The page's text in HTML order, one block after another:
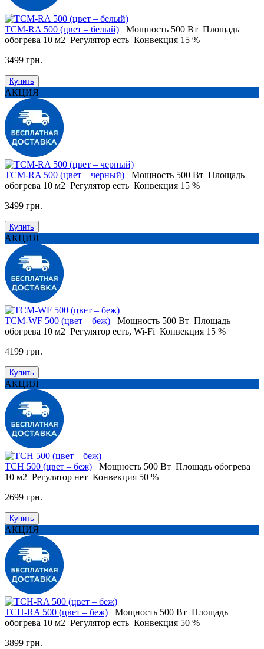
ТСM-RA 500 (цвет – белый) Мощность 500 Вт Площадь
обогрева 10 м2 Регулятор есть Конвекция 15 %
3499 грн.
Купить
АКЦИЯ
ТСM-RA 500 (цвет – черный) Мощность 500 Вт Площадь
обогрева 10 м2 Регулятор есть Конвекция 15 %
3499 грн.
Купить
АКЦИЯ
ТСM-WF 500 (цвет – беж) Мощность 500 Вт Площадь
обогрева 10 м2 Регулятор есть, Wi-Fi Конвекция 15 %
4199 грн.
Купить
АКЦИЯ
TCH 500 (цвет – беж) Мощность 500 Вт Площадь обогрева
10 м2 Регулятор нет Конвекция 50 %
2699 грн.
Купить
АКЦИЯ
TCH-RA 500 (цвет – беж) Мощность 500 Вт Площадь
обогрева 10 м2 Регулятор есть Конвекция 50 %
3899 грн.